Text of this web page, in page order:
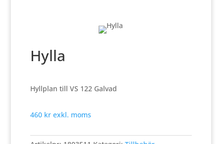
Hylla
Hyllplan till VS 122 Galvad
460 krexkl. moms